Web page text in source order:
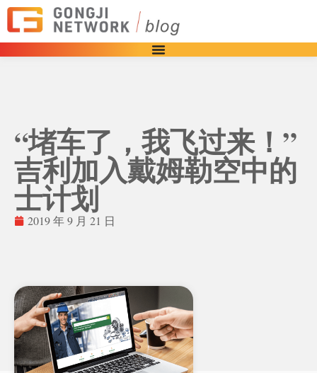
“堵车了，我飞过来！”
吉利加入戴姆勒空中的
士计划
2019 年 9 月 21 日